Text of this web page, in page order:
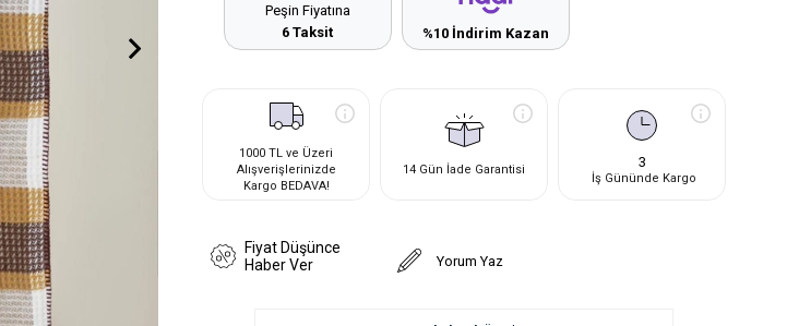
Peşin Fiyatına
6 Taksit
%10 İndirim Kazan
1000 TL ve Üzeri
Alışverişlerinizde
Kargo BEDAVA!
14 Gün İade Garantisi 3
İş Gününde Kargo
Fiyat Düşünce
Haber Ver
Yorum Yaz